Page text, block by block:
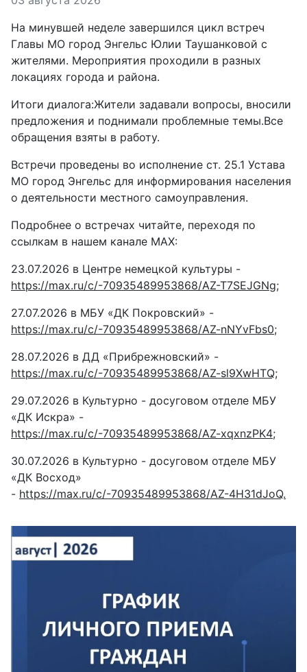
На минувшей неделе завершился цикл встреч
Главы МО город Энгельс Юлии Таушанковой с
жителями. Мероприятия проходили в разных
локациях города и района.
Итоги диалога:Жители задавали вопросы, вносили
предложения и поднимали проблемные темы.Все
обращения взяты в работу.
Встречи проведены во исполнение ст. 25.1 Устава
МО город Энгельс для информирования населения
о деятельности местного самоуправления.
Подробнее о встречах читайте, переходя по
ссылкам в нашем канале МАХ:
23.07.2026 в Центре немецкой культуры -
https://max.ru/c/-70935489953868/AZ-T7SEJGNg;
27.07.2026 в МБУ «ДК Покровский» -
https://max.ru/c/-70935489953868/AZ-nNYvFbs0;
28.07.2026 в ДД «Прибрежновский» -
https://max.ru/c/-70935489953868/AZ-sl9XwHTQ;
29.07.2026 в Культурно - досуговом отделе МБУ
«ДК Искра» -
https://max.ru/c/-70935489953868/AZ-xqxnzPK4;
30.07.2026 в Культурно - досуговом отделе МБУ
«ДК Восход»
- https://max.ru/c/-70935489953868/AZ-4H31dJoQ.